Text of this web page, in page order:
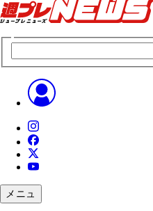
メニュ